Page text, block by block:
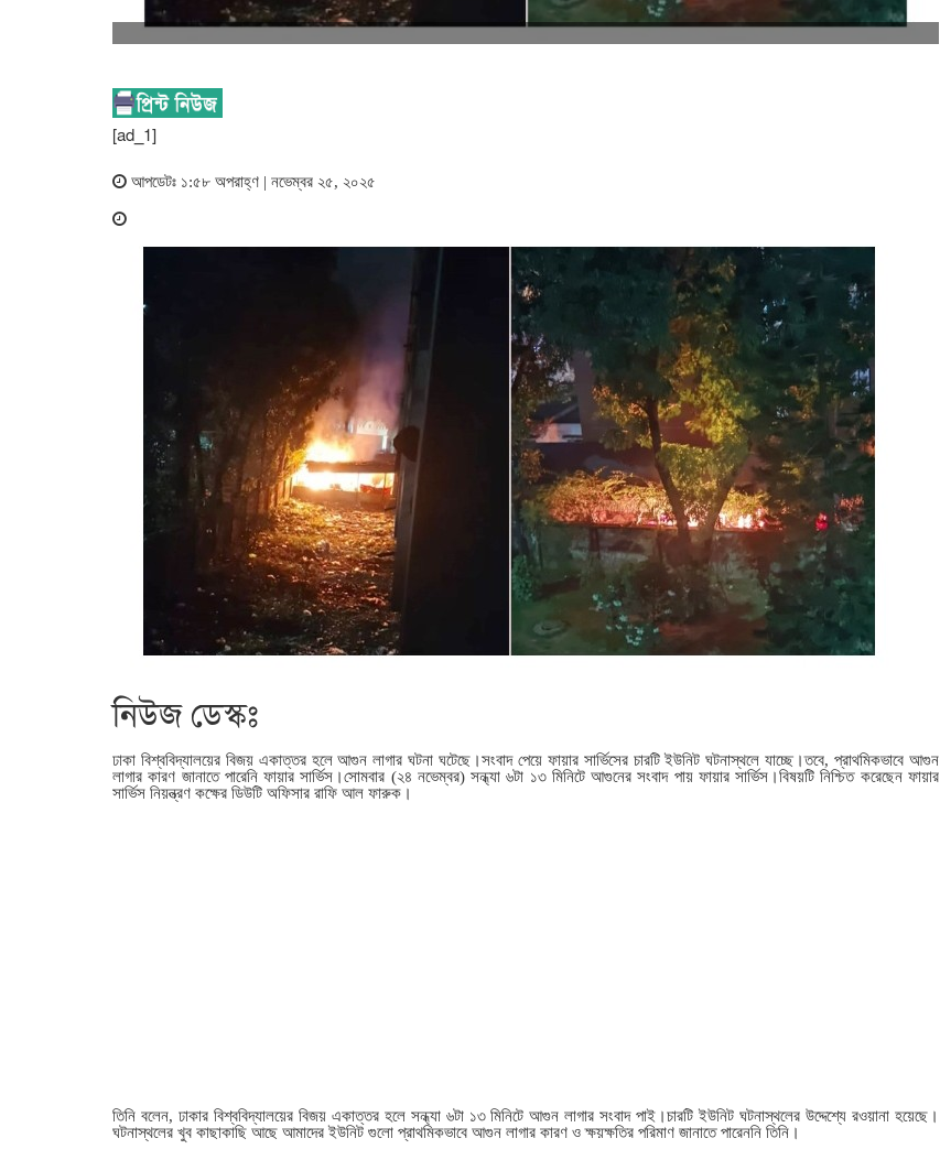
[ad_1]
আপডেটঃ ১:৫৮ অপরাহ্ণ | নভেম্বর ২৫, ২০২৫
নিউজ ডেস্কঃ
ঢাকা বিশ্ববিদ্যালয়ের বিজয় একাত্তর হলে আগুন লাগার ঘটনা ঘটেছে।সংবাদ পেয়ে ফায়ার সার্ভিসের চারটি ইউনিট ঘটনাস্থলে যাচ্ছে।তবে, প্রাথমিকভাবে আগুন
লাগার কারণ জানাতে পারেনি ফায়ার সার্ভিস।সোমবার (২৪ নভেম্বর) সন্ধ্যা ৬টা ১৩ মিনিটে আগুনের সংবাদ পায় ফায়ার সার্ভিস।বিষয়টি নিশ্চিত করেছেন ফায়ার
সার্ভিস নিয়ন্ত্রণ কক্ষের ডিউটি অফিসার রাফি আল ফারুক।
তিনি বলেন, ঢাকার বিশ্ববিদ্যালয়ের বিজয় একাত্তর হলে সন্ধ্যা ৬টা ১৩ মিনিটে আগুন লাগার সংবাদ পাই।‌চারটি ইউনিট ঘটনাস্থলের উদ্দেশ্যে রওয়ানা হয়েছে।
ঘটনাস্থলের খুব কাছাকাছি আছে আমাদের ইউনিট গুলো প্রাথমিকভাবে আগুন লাগার কারণ ও ক্ষয়ক্ষতির পরিমাণ জানাতে পারেননি তিনি।